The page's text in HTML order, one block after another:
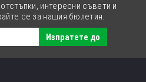
интересни съвети и
се за нашия бюлетин.
Изпратете до